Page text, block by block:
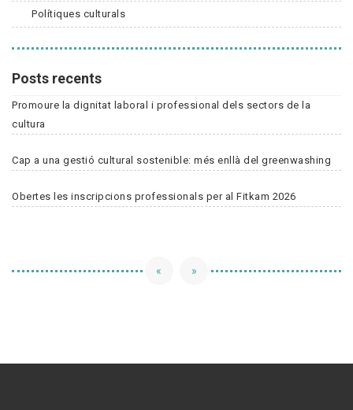
Polítiques culturals
Posts recents
Promoure la dignitat laboral i professional dels sectors de la
cultura
Cap a una gestió cultural sostenible: més enllà del greenwashing
Obertes les inscripcions professionals per al Fitkam 2026
« »